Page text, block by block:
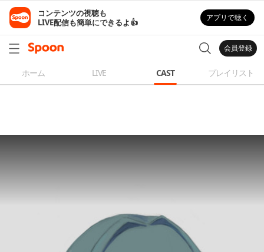
コンテンツの視聴も
LIVE配信も簡単にできるよ👍
アプリで聴く
会員登録
ホーム LIVE CAST プレイリスト